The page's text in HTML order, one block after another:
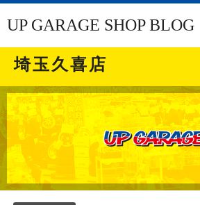
UP GARAGE SHOP BLOG
埼玉久喜店